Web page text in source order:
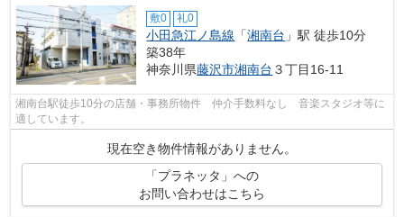
敷0 礼0
小田急江ノ島線 「湘南台 」駅 徒歩10分
築38年
神奈川県藤沢市湘南台 ３丁目16-11
湘南台駅徒歩10分の店舗・事務所物件 仲介手数料なし 音楽スタジオ等に
適しています。
現在空き物件情報がありません。
「プラネッタ」への
お問い合わせはこちら